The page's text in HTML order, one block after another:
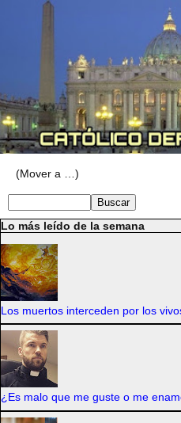
Lo más leído de la semana
Los muertos interceden por los
¿Es malo que me guste o me